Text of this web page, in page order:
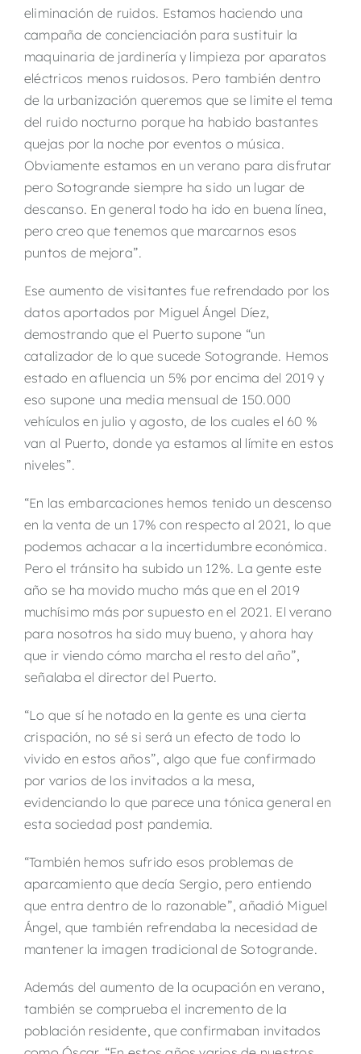
eliminación de ruidos. Estamos haciendo una
campaña de concienciación para sustituir la
maquinaria de jardinería y limpieza por aparatos
eléctricos menos ruidosos. Pero también dentro
de la urbanización queremos que se limite el tema
del ruido nocturno porque ha habido bastantes
quejas por la noche por eventos o música.
Obviamente estamos en un verano para disfrutar
pero Sotogrande siempre ha sido un lugar de
descanso. En general todo ha ido en buena línea,
pero creo que tenemos que marcarnos esos
puntos de mejora”.
Ese aumento de visitantes fue refrendado por los
datos aportados por Miguel Ángel Díez,
demostrando que el Puerto supone “un
catalizador de lo que sucede Sotogrande. Hemos
estado en afluencia un 5% por encima del 2019 y
eso supone una media mensual de 150.000
vehículos en julio y agosto, de los cuales el 60 %
van al Puerto, donde ya estamos al límite en estos
niveles”.
“En las embarcaciones hemos tenido un descenso
en la venta de un 17% con respecto al 2021, lo que
podemos achacar a la incertidumbre económica.
Pero el tránsito ha subido un 12%. La gente este
año se ha movido mucho más que en el 2019
muchísimo más por supuesto en el 2021. El verano
para nosotros ha sido muy bueno, y ahora hay
que ir viendo cómo marcha el resto del año”,
señalaba el director del Puerto.
“Lo que sí he notado en la gente es una cierta
crispación, no sé si será un efecto de todo lo
vivido en estos años”, algo que fue confirmado
por varios de los invitados a la mesa,
evidenciando lo que parece una tónica general en
esta sociedad post pandemia.
“También hemos sufrido esos problemas de
aparcamiento que decía Sergio, pero entiendo
que entra dentro de lo razonable”, añadió Miguel
Ángel, que también refrendaba la necesidad de
mantener la imagen tradicional de Sotogrande.
Además del aumento de la ocupación en verano,
también se comprueba el incremento de la
población residente, que confirmaban invitados